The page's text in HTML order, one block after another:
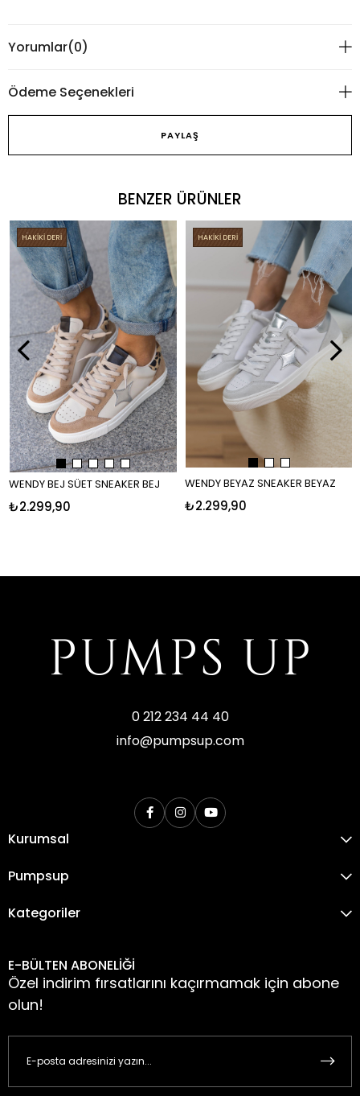
Yorumlar(0)
Ödeme Seçenekleri
PAYLAŞ
BENZER ÜRÜNLER
WENDY BEJ SÜET SNEAKER BEJ
₺2.299,90
HAKİKİ DERİ
WENDY BEYAZ SNEAKER BEYAZ
₺2.299,90
HAKİKİ DERİ
0 212 234 44 40
info@pumpsup.com
Kurumsal
Pumpsup
Kategoriler
E-BÜLTEN ABONELİĞİ
Özel indirim fırsatlarını kaçırmamak için abone
olun!